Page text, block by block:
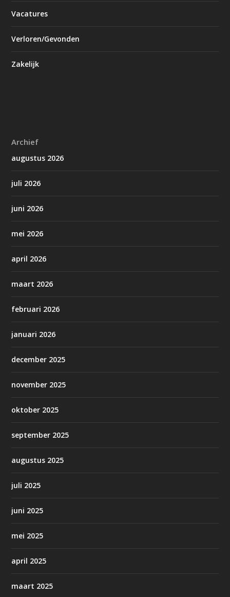
Vacatures
Verloren/Gevonden
Zakelijk
Archief
augustus 2026
juli 2026
juni 2026
mei 2026
april 2026
maart 2026
februari 2026
januari 2026
december 2025
november 2025
oktober 2025
september 2025
augustus 2025
juli 2025
juni 2025
mei 2025
april 2025
maart 2025